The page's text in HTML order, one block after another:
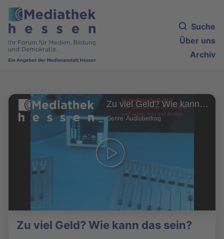
Suche
Über uns
Archiv
Zu viel Geld? Wie kann das sein?
Genre: Audiobeitrag
Zu viel Geld? Wie kann das sein?